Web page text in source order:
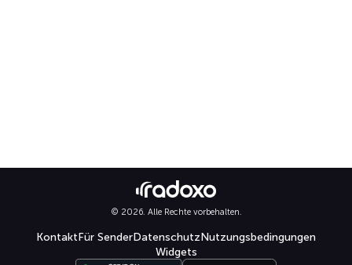
© 2026. Alle Rechte vorbehalten.
KontaktFür SenderDatenschutzNutzungsbedingungen
Widgets